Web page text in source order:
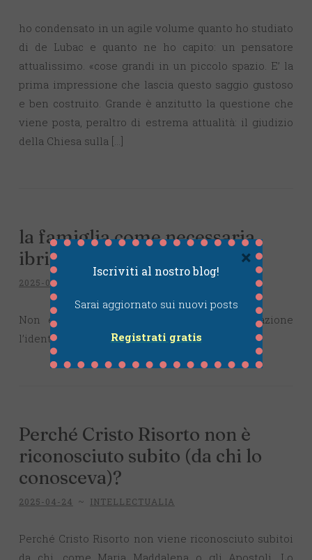
ho condensato in un agile volume quanto ho studiato
di de Lubac e quanto ne ho capito: un pensatore
attualissimo. «cose grandi in un piccolo spazio. E’ la
prima impressione che lascia questo saggio gustoso
e ben costruito. Grande è anzitutto la questione che
viene posta, peraltro di estrema attualità: il giudizio
della Chiesa sulla […]
la famiglia come necessaria
ibridazione
2025-06-13
Non esistono “gli Asburgo”: ad ogni generazione
l’identità del capostipite maschile si diluisce
Perché Cristo Risorto non è
riconosciuto subito (da chi lo
conosceva)?
2025-04-24 ~ INTELLECTUALIA
Perché Cristo Risorto non viene riconosciuto subitoi
Iscriviti al nostro blog!
Sarai aggiornato sui nuovi posts
Registrati gratis
×